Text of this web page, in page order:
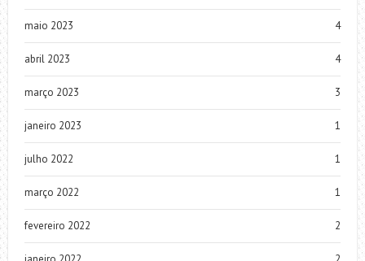
maio 2023 4
abril 2023 4
março 2023 3
janeiro 2023 1
julho 2022 1
março 2022 1
fevereiro 2022 2